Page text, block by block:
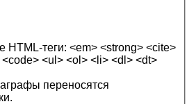
HTML-теги: <em> <strong> <cite>
<ul> <ol> <li> <dl> <dt>
переносятся